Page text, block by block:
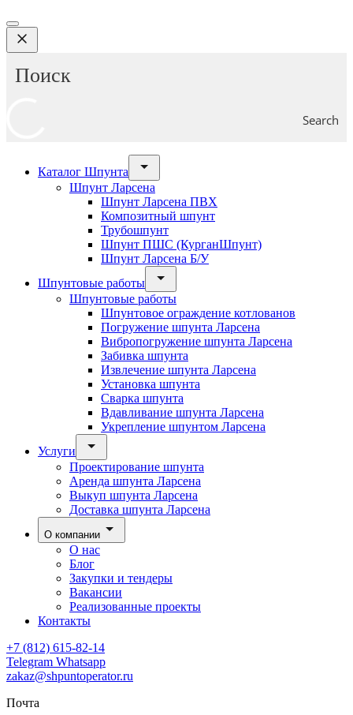
Search
Каталог Шпунта
Шпунт Ларсена
Шпунт Ларсена ПВХ
Композитный шпунт
Трубошпунт
Шпунт ПШС (КурганШпунт)
Шпунт Ларсена Б/У
Шпунтовые работы
Шпунтовые работы
Шпунтовое ограждение котлованов
Погружение шпунта Ларсена
Вибропогружение шпунта Ларсена
Забивка шпунта
Извлечение шпунта Ларсена
Установка шпунта
Сварка шпунта
Вдавливание шпунта Ларсена
Укрепление шпунтом Ларсена
Услуги
Проектирование шпунта
Аренда шпунта Ларсена
Выкуп шпунта Ларсена
Доставка шпунта Ларсена
О компании
О нас
Блог
Закупки и тендеры
Вакансии
Реализованные проекты
Контакты
+7 (812) 615-82-14
Telegram Whatsapp
zakaz@shpuntoperator.ru
Почта